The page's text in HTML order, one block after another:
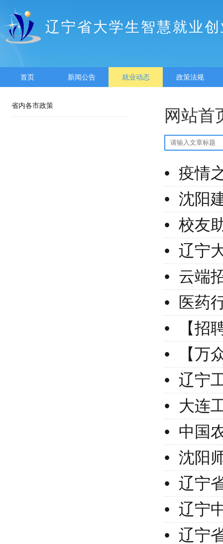
辽宁省大学生智慧就业
首页 新闻公告 就业动态 政策法规
省内各市政策
网站首
• 沈阳
• 辽宁
• 云端
• 大连
• 沈阳